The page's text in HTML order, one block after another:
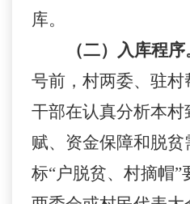
库。
（二）入库程序
号前，村两委、驻
干部在认真分析本
赋、资金保障和脱
标“户脱贫、村摘帽